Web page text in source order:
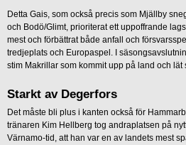
Detta Gais, som också precis som Mjällby
och Bodö/Glimt, prioriterat ett uppoffrande
mest och förbättrat både anfall och
tredjeplats och Europaspel. I
stim Makrillar som kommit upp på land och lät
Starkt av Degerfors
Det måste bli plus i kanten också för
tränaren Kim Hellberg tog andraplatsen på
Värnamo-tid, att han var en av landets mest